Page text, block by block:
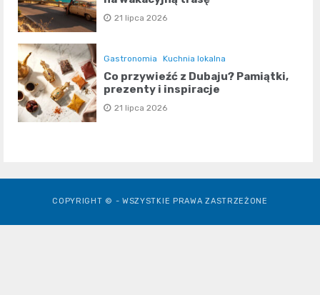
21 lipca 2026
Gastronomia Kuchnia lokalna
Co przywieźć z Dubaju? Pamiątki,
prezenty i inspiracje
21 lipca 2026
COPYRIGHT © - WSZYSTKIE PRAWA ZASTRZEŻONE